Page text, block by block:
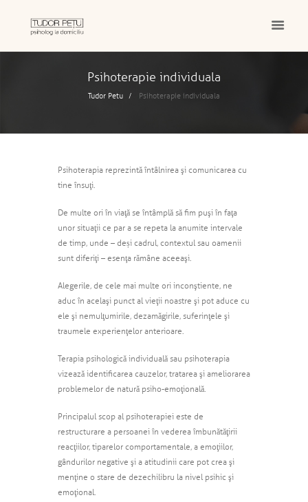
Psihoterapie individuala
Tudor Petu Psihoterapie individuala
Psihoterapia reprezintă întâlnirea şi comunicarea cu
tine însuţi.
De multe ori în viaţă se întâmplă să fim puşi în faţa
unor situaţii ce par a se repeta la anumite intervale
de timp, unde – deși cadrul, contextul sau oamenii
sunt diferiţi – esenţa rămâne aceeaşi.
Alegerile, de cele mai multe ori inconştiente, ne
aduc în acelaşi punct al vieţii noastre şi pot aduce cu
ele şi nemulţumirile, dezamăgirile, suferinţele şi
traumele experienţelor anterioare.
Terapia psihologică individuală sau psihoterapia
vizează identificarea cauzelor, tratarea şi ameliorarea
problemelor de natură psiho-emoţională.
Principalul scop al psihoterapiei este de
restructurare a persoanei în vederea îmbunătăţirii
reacţiilor, tiparelor comportamentale, a emoţiilor,
gândurilor negative şi a atitudinii care pot crea şi
menţine o stare de dezechilibru la nivel psihic şi
emoţional.